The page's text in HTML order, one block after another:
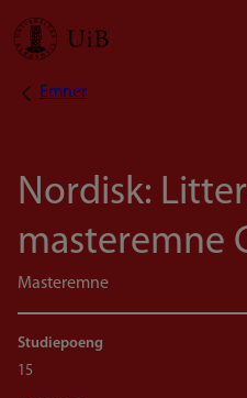
Hopp
Navigasjonssti
Emner
Nordisk:
masteremne
Masteremne
Studiepoeng
15